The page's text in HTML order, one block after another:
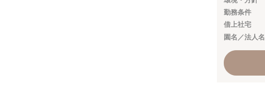
勤務条件
借上社宅
園名／法人名